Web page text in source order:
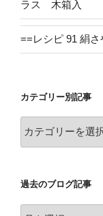
ラス 木箱入
==レシピ 91 絹
カテゴリー別記事
テ
ー
別
過去のブログ記事